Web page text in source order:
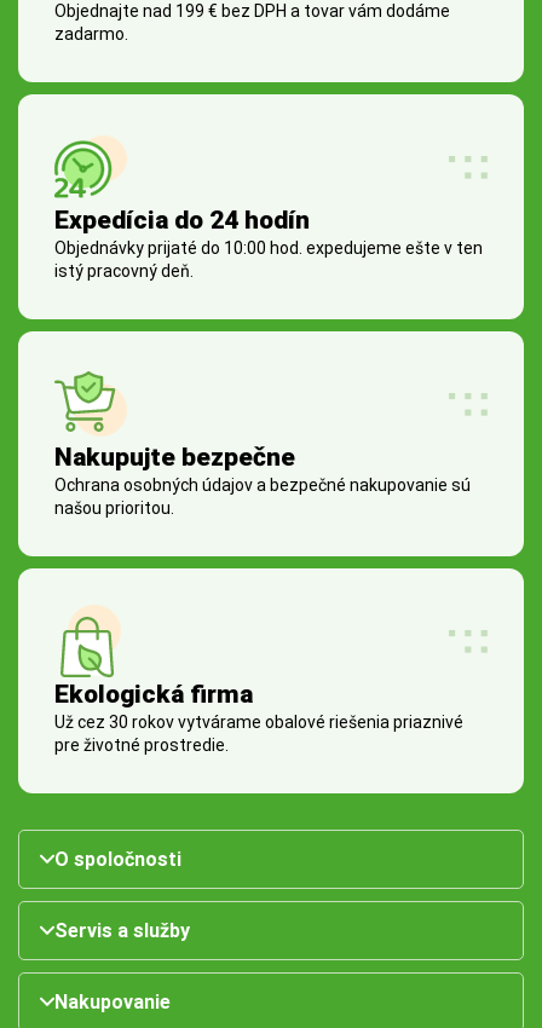
Objednajte nad 199 € bez DPH a tovar vám dodáme
zadarmo.
Expedícia do 24 hodín
Objednávky prijaté do 10:00 hod. expedujeme ešte v ten
istý pracovný deň.
Nakupujte bezpečne
Ochrana osobných údajov a bezpečné nakupovanie sú
našou prioritou.
Ekologická firma
Už cez 30 rokov vytvárame obalové riešenia priaznivé
pre životné prostredie.
O spoločnosti
Servis a služby
Nakupovanie